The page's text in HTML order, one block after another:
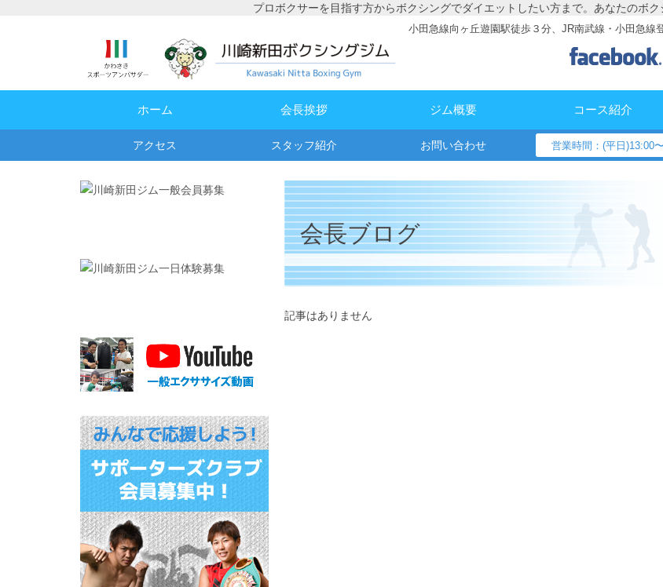
プロボクサーを目指す方からボクシングでダイエットしたい方まで。あなたのボク
小田急線向ヶ丘遊園駅徒歩３分、JR南武線・小田急線
ホーム 会長挨拶 ジム概要 コース紹介
アクセス スタッフ紹介 お問い合わせ 営業時間：(平日)13:00
会長ブログ
記事はありません